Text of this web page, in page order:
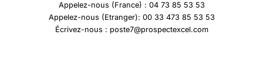
Appelez-nous (France) : 04 73 85 53 53
Appelez-nous (Etranger): 00 33 473 85 53 53
Écrivez-nous : poste7@prospectexcel.com